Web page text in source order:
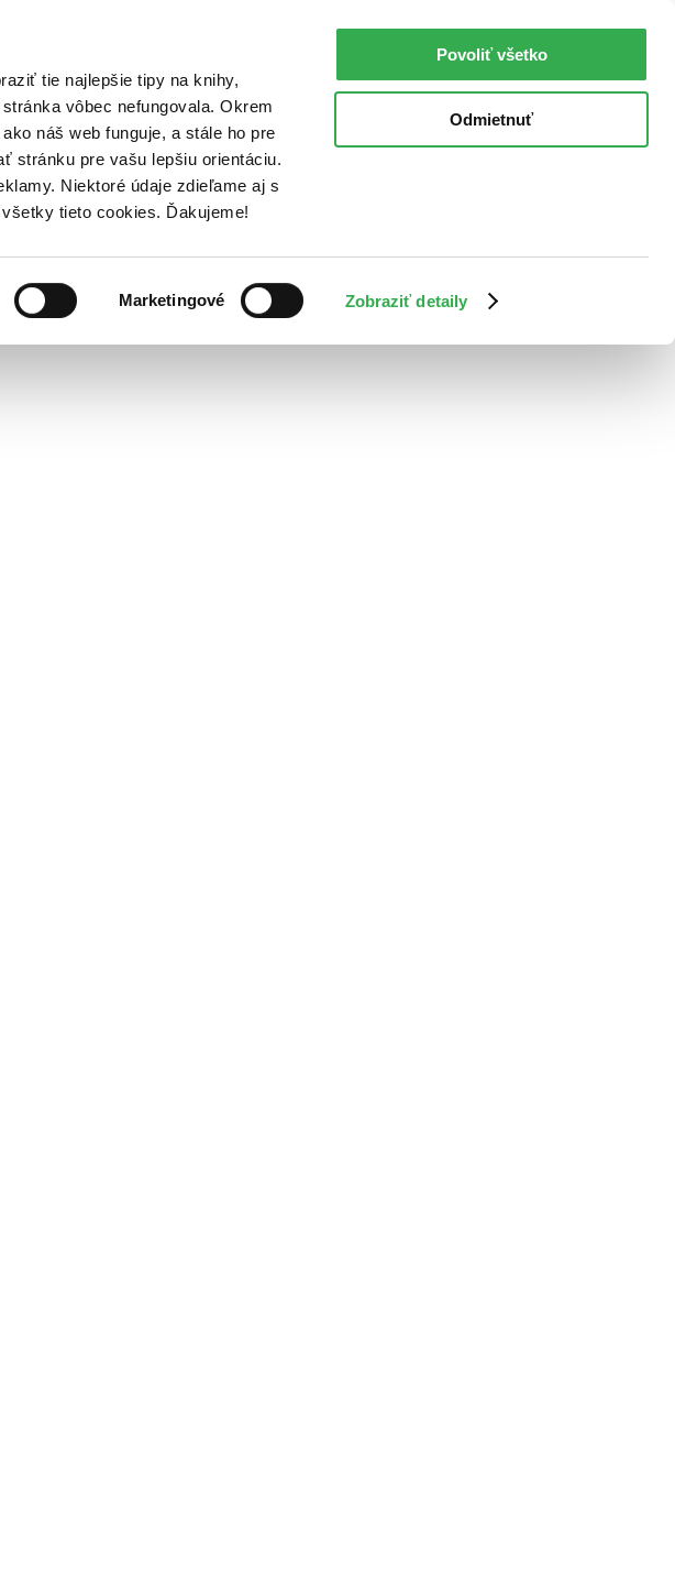
tie najlepšie tipy na knihy,
vôbec nefungovala. Okrem
náš web funguje, a stále ho pre
stránku pre vašu lepšiu orientáciu.
Niektoré údaje zdieľame aj s
tieto cookies. Ďakujeme!
Marketingové Zobraziť detaily
Povoliť všetko
Odmietnuť